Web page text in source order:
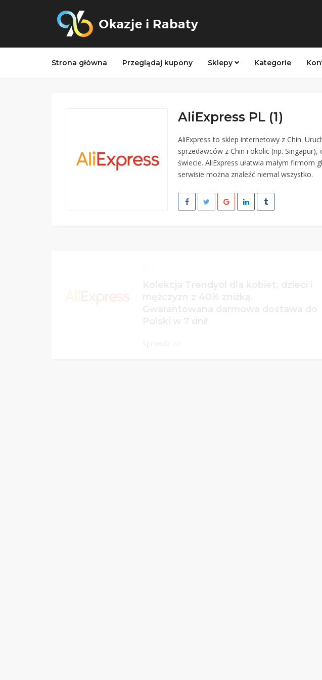
Strona główna Przeglądaj kupony Sklepy Kategorie
AliExpress PL (1)
AliExpress to sklep internetowy z Chin.
sprzedawców z Chin i okolic (np.
świecie. AliExpress ułatwia małym firmom
serwisie można znaleźć niemal wszystko.